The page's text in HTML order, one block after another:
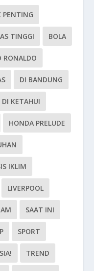
PENTING
TINGGI BOLA
RONALDO
DI BANDUNG
DI KETAHUI
HONDA PRELUDE
IKLIM
LIVERPOOL
SAAT INI
SPORT
TREND